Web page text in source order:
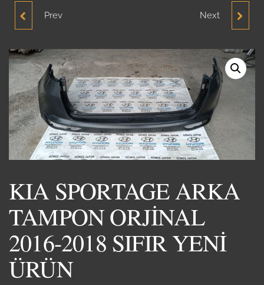
HYUNDAİ SONATA ÖN
SIFIR YENİ ÜRÜN
Prev MAZDA 323 FAR SİNYAL
YENİ ÜRÜN
Next
KIA SPORTAGE ARKA
TAMPON ORJİNAL
2016-2018 SIFIR YENİ
ÜRÜN